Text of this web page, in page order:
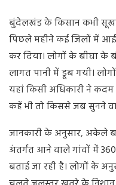
बुंदेलखंड के किसान कभी
पिछले महीने कई जिलों में
कर दिया। लोगों के बीघा के
लागत पानी में डूब गयी।
यहां किसी अधिकारी ने
कहें भी तो किससे जब सुनने
जानकारी के अनुसार, अकेले
अंतर्गत आने वाले गांवों में
बताई जा रही है। लोगों के